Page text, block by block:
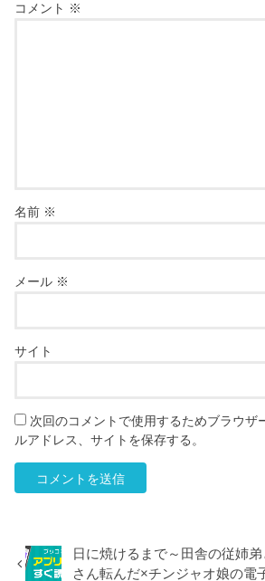
コメント ※
名前 ※
メール ※
サイト
次回のコメントで使用するためブラウザ
ルアドレス、サイトを保存する。
日に焼けるまで～田舎の従姉
さん転んだ×チンジャオ娘の電